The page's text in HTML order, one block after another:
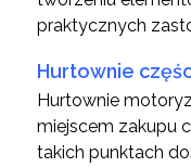
praktycznych
Hurtownie
Hurtownie
miejscem zakupu
takich punktach